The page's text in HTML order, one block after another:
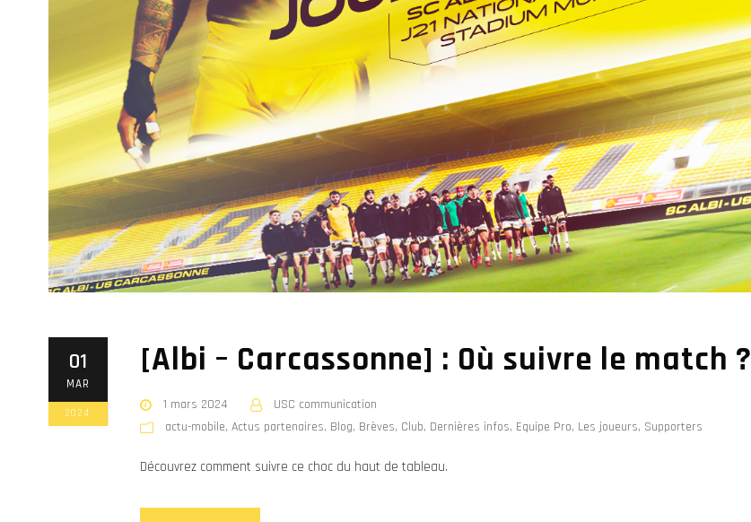
01
MAR
2024
[Albi – Carcassonne] : Où suivre le match ?
1 mars 2024
USC communication
actu-mobile, Actus partenaires, Blog, Brèves, Club, Dernières infos, Equipe Pro, Les joueurs, Supporters
Découvrez comment suivre ce choc du haut de tableau.